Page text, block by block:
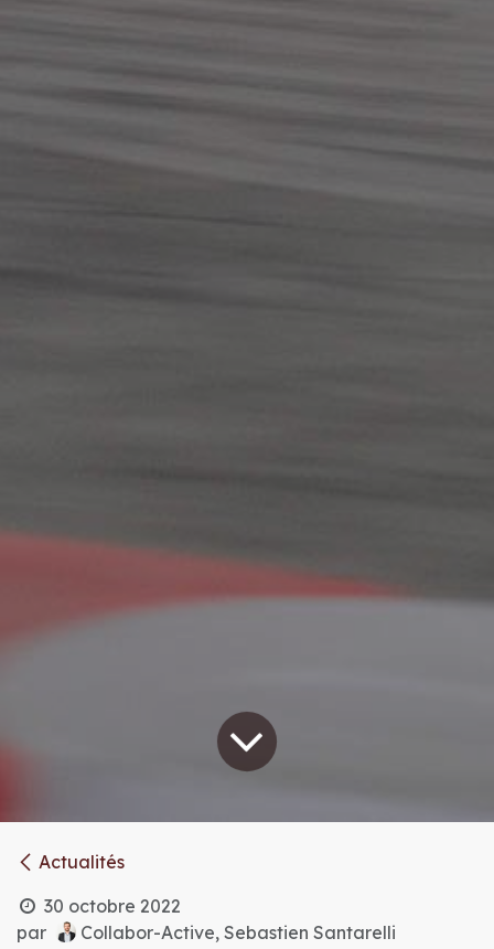
Actualités
30 octobre 2022
par
Collabor-Active, Sebastien Santarelli